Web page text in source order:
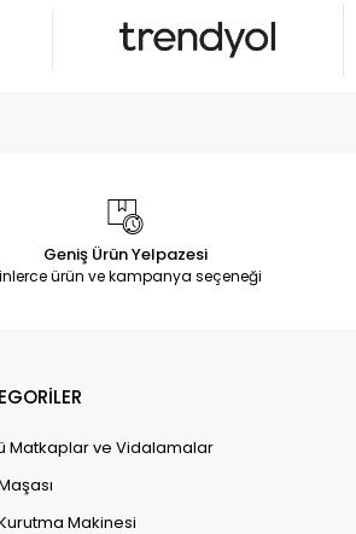
Geniş Ürün Yelpazesi
ürün ve kampanya seçeneği
Matkaplar ve Vidalamalar
Makinesi